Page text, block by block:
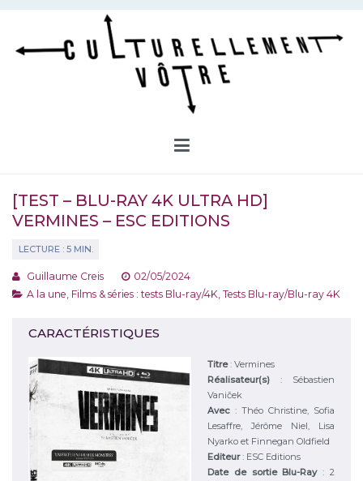
Aller
contenu
[TEST – BLU-RAY 4K ULTRA HD]
VERMINES – ESC EDITIONS
Guillaume Creis
02/05/2024
A la une Films & séries : tests Blu-ray/4K Tests Blu-ray/Blu-ray 4K
CARACTÉRISTIQUES
Titre: Vermines
Réalisateur(s) : Sébastien
Vaniček
Avec : Théo Christine, Sofia
Lesaffre, Jérôme Niel, Lisa
Nyarko et Finnegan Oldfield
Editeur: ESC Editions
Date de sortie Blu-Ray: 2